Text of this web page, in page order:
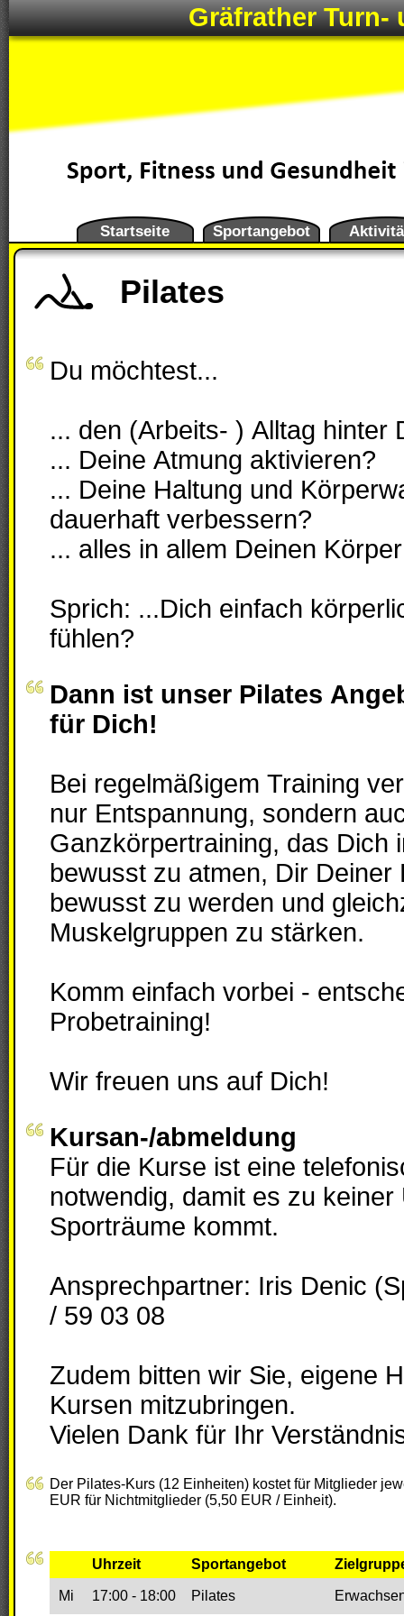
Gräfrather Turn-
Startseite Sportangebot
Pilates
Du möchtest...
... den (Arbeits- ) Alltag hinter
... Deine Atmung aktivieren?
... Deine Haltung und
dauerhaft verbessern?
... alles in allem Deinen
Sprich: ...Dich einfach
fühlen?
Dann ist unser Pilates
für Dich!
Bei regelmäßigem Training
nur Entspannung, sondern
Ganzkörpertraining, das Dich
bewusst zu atmen, Dir Deiner
bewusst zu werden und
Muskelgruppen zu stärken.
Komm einfach vorbei -
Probetraining!
Wir freuen uns auf Dich!
Kursan-/abmeldung
Für die Kurse ist eine
notwendig, damit es zu
Sporträume kommt.
Ansprechpartner: Iris Denic
/ 59 03 08
Zudem bitten wir Sie, eigene
Kursen mitzubringen.
Vielen Dank für Ihr
Der Pilates-Kurs (12 Einheiten) kostet für Mitglieder
EUR für Nichtmitglieder (5,50 EUR / Einheit).
Uhrzeit Sportangebot
Mi 17:00 - 18:00 Pilates